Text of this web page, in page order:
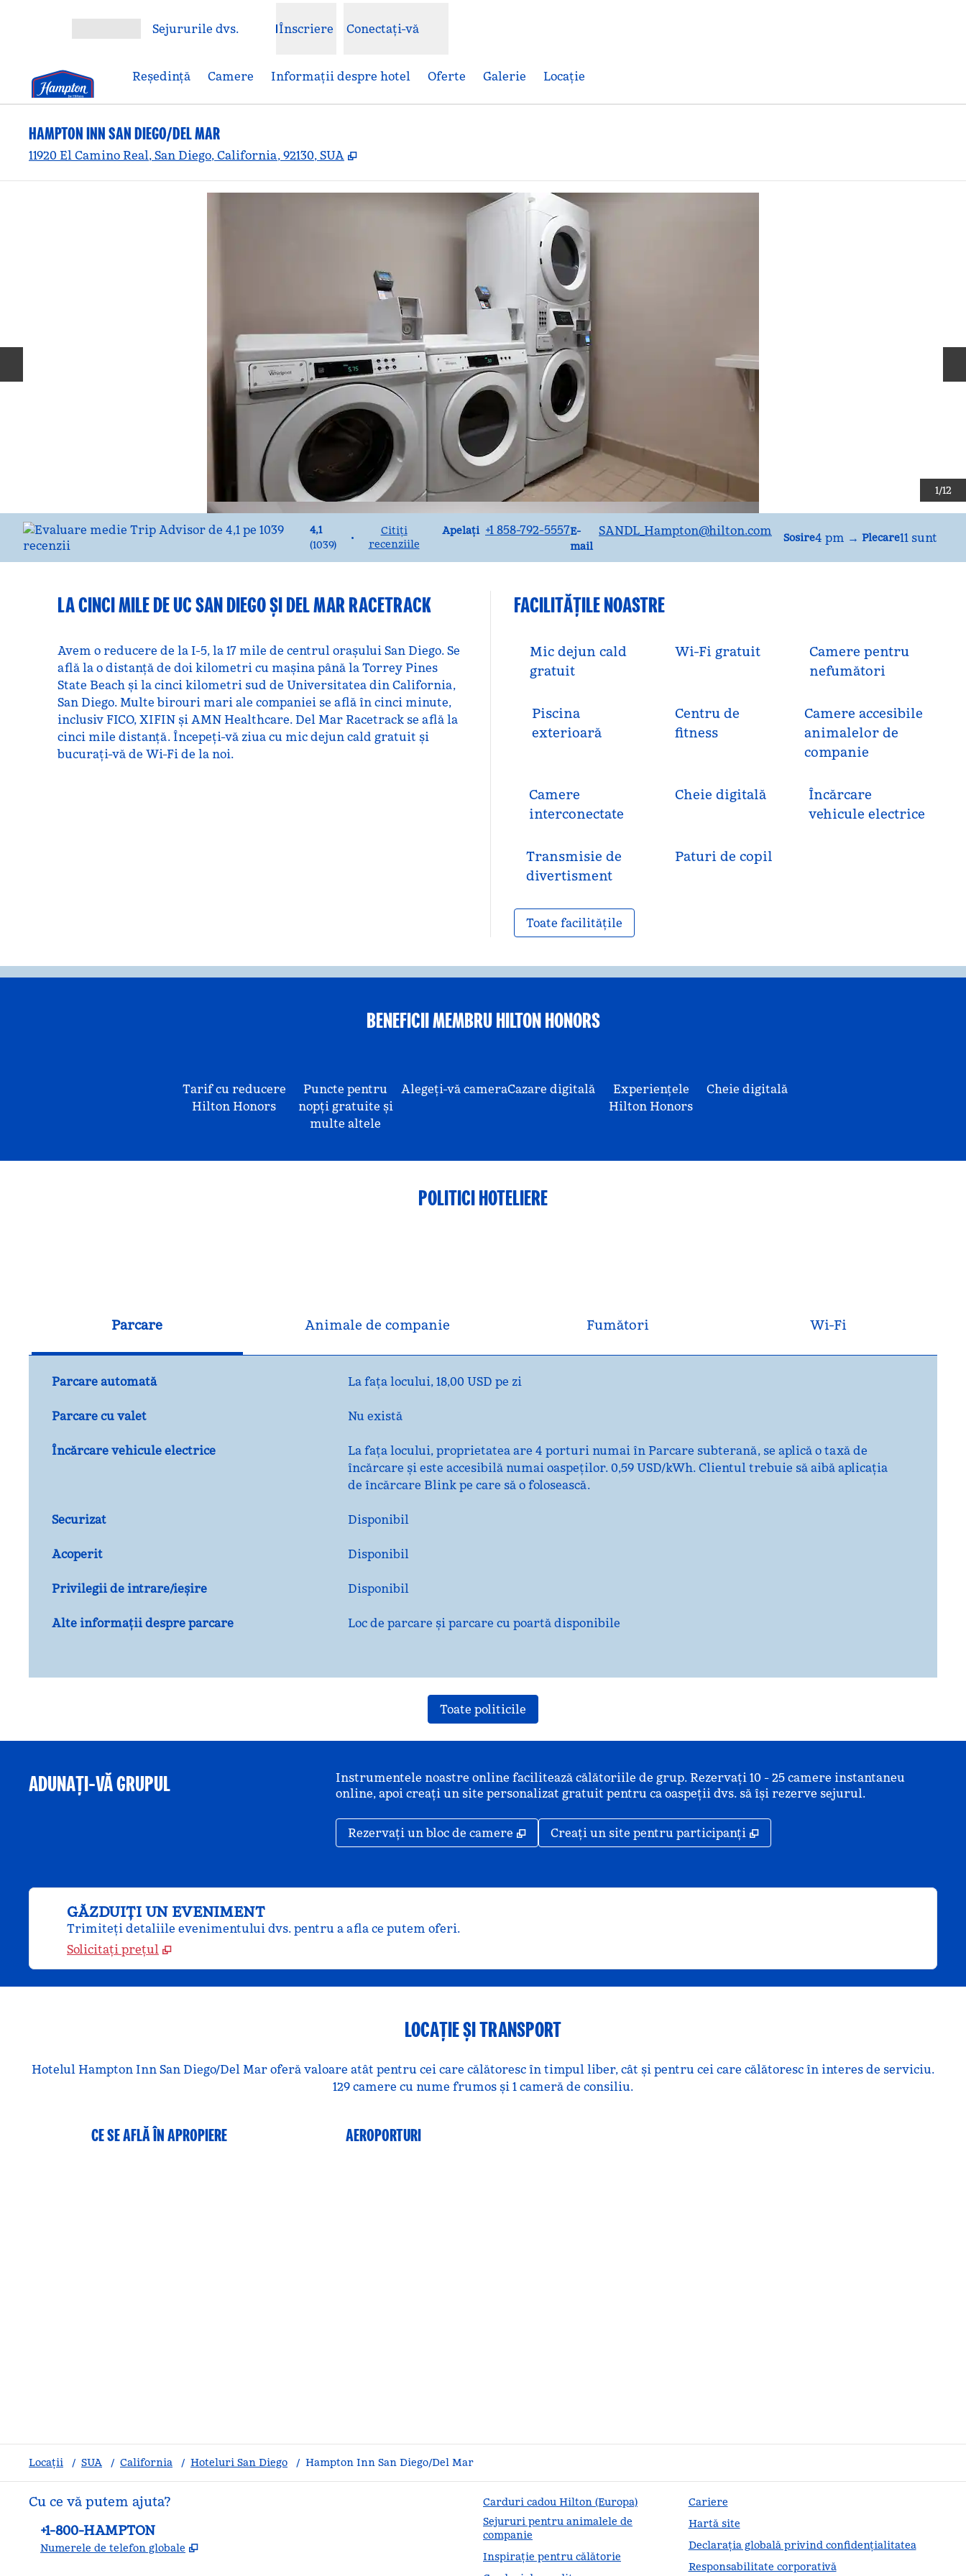
Deschideți meniulSejururile dvs. Înscriere Conectați-vă
Reşedinţă Camere Informații despre hotel Oferte Galerie Locaţie
HAMPTON INN SAN DIEGO/DEL MAR
11920 El Camino Real, San Diego, California, 92130, SUA ,
1/12
4,1
(1039)
•
Citiți
recenziile
Apelați
Apel +1 858-792-5557E-
mail
EmailSANDL_Hampton@hilton.com Sosire4 pm → Plecare11 sunt
LA CINCI MILE DE UC SAN DIEGO ȘI DEL MAR RACETRACK
Avem o reducere de la I-5, la 17 mile de centrul orașului San Diego. Se
află la o distanță de doi kilometri cu mașina până la Torrey Pines
State Beach și la cinci kilometri sud de Universitatea din California,
San Diego. Multe birouri mari ale companiei se află în cinci minute,
inclusiv FICO, XIFIN și AMN Healthcare. Del Mar Racetrack se află la
cinci mile distanță. Începeți-vă ziua cu mic dejun cald gratuit și
bucurați-vă de Wi-Fi de la noi.
FACILITĂŢILE NOASTRE
Mic dejun cald
gratuit
Wi-Fi gratuit
Camere pentru
nefumători
Piscina
exterioară
Centru de
fitness
Camere accesibile
animalelor de
companie
Camere
interconectate
Cheie digitală
Încărcare
vehicule electrice
Transmisie de
divertisment
Paturi de copil
Toate facilitățile
BENEFICII MEMBRU HILTON HONORS
Tarif cu reducere
Hilton Honors
Puncte pentru
nopți gratuite și
multe altele
Alegeți-vă cameraCazare digitală
Experiențele
Hilton Honors
Cheie digitală
POLITICI HOTELIERE
Parcare Animale de companie Fumători Wi-Fi
Parcare automată La fața locului, 18,00 USD pe zi
Parcare cu valet Nu există
Încărcare vehicule electrice La fața locului, proprietatea are 4 porturi numai în Parcare subterană, se aplică o taxă de
încărcare și este accesibilă numai oaspeților. 0,59 USD/kWh. Clientul trebuie să aibă aplicația
de încărcare Blink pe care să o folosească.
Securizat Disponibil
Acoperit Disponibil
Privilegii de intrare/ieșire Disponibil
Alte informații despre parcare Loc de parcare și parcare cu poartă disponibile
Toate politicile
ADUNAȚI-VĂ GRUPUL
Instrumentele noastre online facilitează călătoriile de grup. Rezervați 10 - 25 camere instantaneu
online, apoi creați un site personalizat gratuit pentru ca oaspeții dvs. să își rezerve sejurul.
Rezervați un bloc de camere , Deschide o filă nouă
Creați un site pentru participanți ,
GĂZDUIȚI UN EVENIMENT
Trimiteți detaliile evenimentului dvs. pentru a afla ce putem oferi.
Solicitați prețul
LOCAȚIE ȘI TRANSPORT
Hotelul Hampton Inn San Diego/Del Mar oferă valoare atât pentru cei care călătoresc în timpul liber, cât și pentru cei care călătoresc în interes de serviciu.
129 camere cu nume frumos și 1 cameră de consiliu.
CE SE AFLĂ ÎN APROPIERE AEROPORTURI
Locații / SUA / California / Hoteluri San Diego / Hampton Inn San Diego/Del Mar
Cu ce vă putem ajuta?
Telefon:
+1-800-HAMPTON
Numerele de telefon globale ,
Carduri cadou Hilton (Europa)
Sejururi pentru animalele de
companie
Inspirație pentru călătorie
Cariere
Hartă site
Declarația globală privind confidenţialitatea
Responsabilitate corporativă